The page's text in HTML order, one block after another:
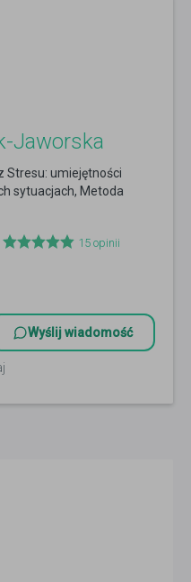
Jaworska
Stresu: umiejętności
sytuacjach, Metoda
15 opinii
Wyślij wiadomość